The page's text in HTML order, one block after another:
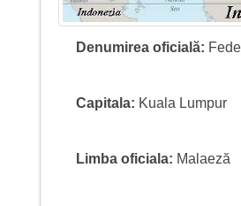
Denumirea oficială:
Capitala: Kuala Lumpur
Limba oficiala: Malaeză